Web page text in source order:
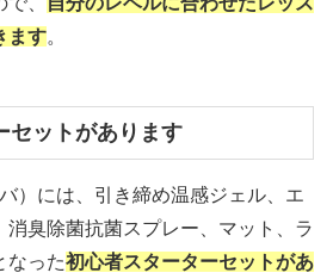
ます。
セットがあります
）には、引き締め温感ジェル、エ
消臭除菌抗菌スプレー、マット、ラ
なった初心者スターターセットがあ